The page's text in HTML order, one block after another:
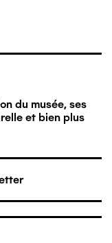
du musée, ses
et bien plus